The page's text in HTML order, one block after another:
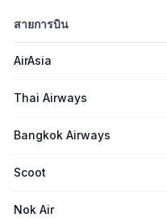
สายการบิน
AirAsia
Thai Airways
Bangkok Airways
Scoot
Nok Air